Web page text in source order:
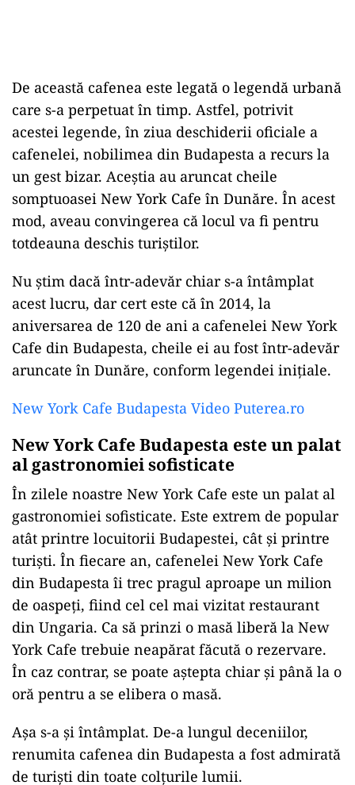
De această cafenea este legată o legendă urbană
care s-a perpetuat în timp. Astfel, potrivit
acestei legende, în ziua deschiderii oficiale a
cafenelei, nobilimea din Budapesta a recurs la
un gest bizar. Aceștia au aruncat cheile
somptuoasei New York Cafe în Dunăre. În acest
mod, aveau convingerea că locul va fi pentru
totdeauna deschis turiștilor.
Nu știm dacă într-adevăr chiar s-a întâmplat
acest lucru, dar cert este că în 2014, la
aniversarea de 120 de ani a cafenelei New York
Cafe din Budapesta, cheile ei au fost într-adevăr
aruncate în Dunăre, conform legendei inițiale.
New York Cafe Budapesta Video Puterea.ro
New York Cafe Budapesta este un palat
al gastronomiei sofisticate
În zilele noastre New York Cafe este un palat al
gastronomiei sofisticate. Este extrem de popular
atât printre locuitorii Budapestei, cât și printre
turiști. În fiecare an, cafenelei New York Cafe
din Budapesta îi trec pragul aproape un milion
de oaspeți, fiind cel cel mai vizitat restaurant
din Ungaria. Ca să prinzi o masă liberă la New
York Cafe trebuie neapărat făcută o rezervare.
În caz contrar, se poate aștepta chiar și până la o
oră pentru a se elibera o masă.
Așa s-a și întâmplat. De-a lungul deceniilor,
renumita cafenea din Budapesta a fost admirată
de turiști din toate colțurile lumii.